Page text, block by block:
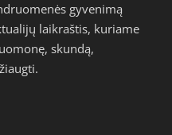
gyvenimą
laikraštis, kuriame
skundą,